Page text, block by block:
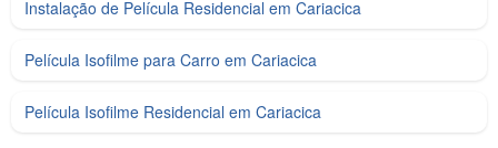
Instalação de Película Residencial em Cariacica
Película Isofilme para Carro em Cariacica
Película Isofilme Residencial em Cariacica